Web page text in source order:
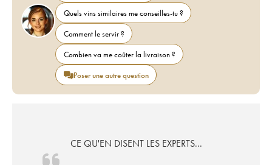
Quels vins similaires me conseilles-tu ?
Comment le servir ?
Combien va me coûter la livraison ?
Poser une autre question
CE QU'EN DISENT LES EXPERTS...